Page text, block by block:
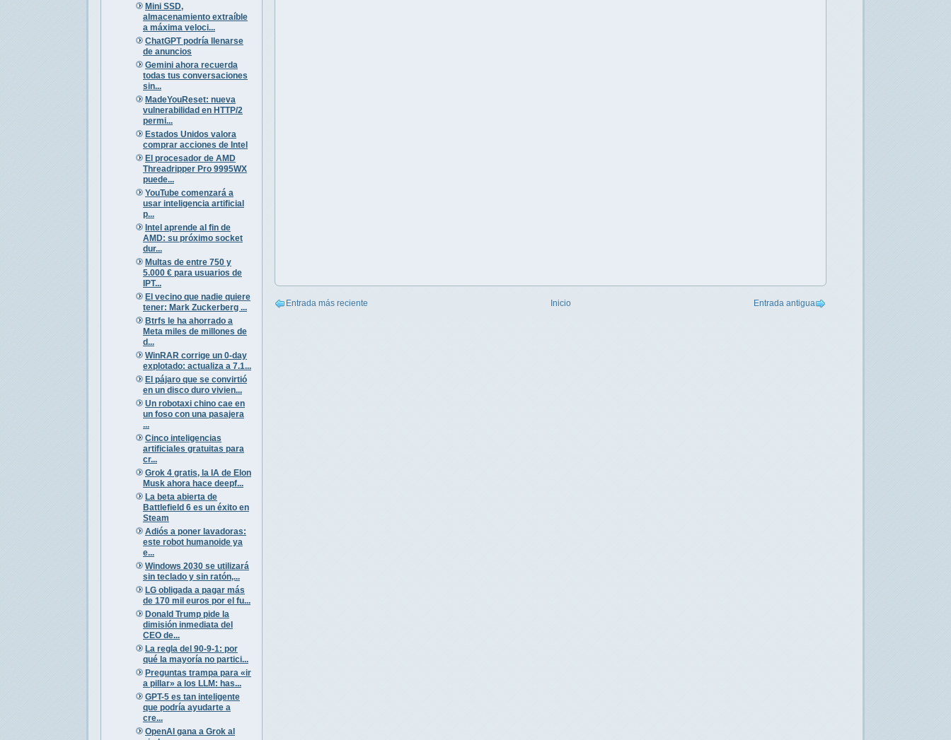
Mini SSD,
almacenamiento extraíble
a máxima veloci...
ChatGPT podría llenarse
de anuncios
Gemini ahora recuerda
todas tus conversaciones
sin...
MadeYouReset: nueva
vulnerabilidad en HTTP/2
permi...
Estados Unidos valora
comprar acciones de Intel
El procesador de AMD
Threadripper Pro 9995WX
puede...
YouTube comenzará a
usar inteligencia artificial
p...
Intel aprende al fin de
AMD: su próximo socket
dur...
Multas de entre 750 y
5.000 € para usuarios de
IPT...
El vecino que nadie quiere
tener: Mark Zuckerberg ...
Btrfs le ha ahorrado a
Meta miles de millones de
d...
WinRAR corrige un 0-day
explotado: actualiza a 7.1...
El pájaro que se convirtió
en un disco duro vivien...
Un robotaxi chino cae en
un foso con una pasajera
...
Cinco inteligencias
artificiales gratuitas para
cr...
Grok 4 gratis, la IA de Elon
Musk ahora hace deepf...
La beta abierta de
Battlefield 6 es un éxito en
Steam
Adiós a poner lavadoras:
este robot humanoide ya
e...
Windows 2030 se utilizará
sin teclado y sin ratón,...
LG obligada a pagar más
de 170 mil euros por el fu...
Donald Trump pide la
dimisión inmediata del
CEO de...
La regla del 90-9-1: por
qué la mayoría no partici...
Preguntas trampa para «ir
a pillar» a los LLM: has...
GPT-5 es tan inteligente
que podría ayudarte a
cre...
OpenAI gana a Grok al
Entrada más reciente Entrada antigua
Inicio